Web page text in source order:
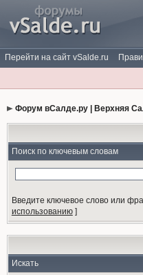
Перейти на сайт vSalde.ru
Форум вСалде.ру | Верхняя
Поиск по ключевым словам
Введите ключевое слово или
использованию]
Искать